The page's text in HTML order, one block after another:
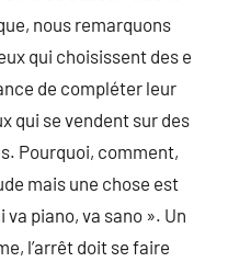
nous remarquons
qui choisissent des e
de compléter leur
qui se vendent sur des
Pourquoi, comment,
mais une chose est
piano, va sano ». Un
l’arrêt doit se faire